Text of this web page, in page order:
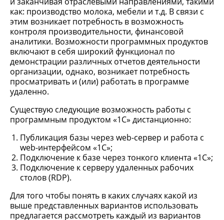
как: производство молока, мебели и т.д. В связи с
этим возникает потребность в возможность
контроля производительности, финансовой
аналитики. Возможности программных продуктов
включают в себя широкий функционал по
демонстрации различных отчетов деятельности
организации, однако, возникает потребность
просматривать и (или) работать в программе
удаленно.
Существую следующие возможность работы с
программным продуктом «1С» дистанционно:
Публикация базы через web-сервер и работа с
web-интерфейсом «1С»;
Подключение к базе через тонкого клиента «1С»;
Подключение к серверу удаленных рабочих
столов (RDP).
Для того чтобы понять в каких случаях какой из
выше представленных вариантов использовать
предлагается рассмотреть каждый из вариантов